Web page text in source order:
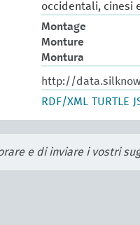
occidentali, cinesi
Montage
Monture
Montura
http://
RDF/XML TURTLE
e di inviare i vostri